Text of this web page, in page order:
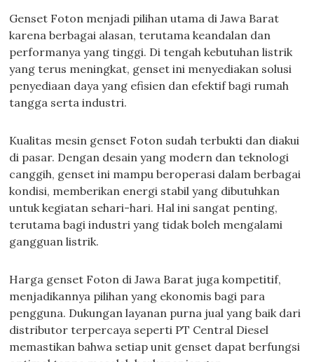
Genset Foton menjadi pilihan utama di Jawa Barat
karena berbagai alasan, terutama keandalan dan
performanya yang tinggi. Di tengah kebutuhan listrik
yang terus meningkat, genset ini menyediakan solusi
penyediaan daya yang efisien dan efektif bagi rumah
tangga serta industri.
Kualitas mesin genset Foton sudah terbukti dan diakui
di pasar. Dengan desain yang modern dan teknologi
canggih, genset ini mampu beroperasi dalam berbagai
kondisi, memberikan energi stabil yang dibutuhkan
untuk kegiatan sehari-hari. Hal ini sangat penting,
terutama bagi industri yang tidak boleh mengalami
gangguan listrik.
Harga genset Foton di Jawa Barat juga kompetitif,
menjadikannya pilihan yang ekonomis bagi para
pengguna. Dukungan layanan purna jual yang baik dari
distributor terpercaya seperti PT Central Diesel
memastikan bahwa setiap unit genset dapat berfungsi